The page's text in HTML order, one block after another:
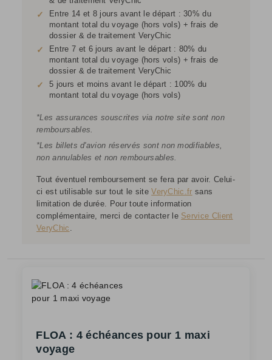
✓
Entre 14 et 8 jours avant le départ : 30% du
montant total du voyage (hors vols) + frais de
dossier & de traitement VeryChic
✓
Entre 7 et 6 jours avant le départ : 80% du
montant total du voyage (hors vols) + frais de
dossier & de traitement VeryChic
✓
5 jours et moins avant le départ : 100% du
montant total du voyage (hors vols)
*Les assurances souscrites via notre site sont non
remboursables.
*Les billets d'avion réservés sont non modifiables,
non annulables et non remboursables.
Tout éventuel remboursement se fera par avoir. Celui-
ci est utilisable sur tout le siteVeryChic.fr sans
limitation de durée. Pour toute information
complémentaire, merci de contacter le Service Client
VeryChic
FLOA : 4 échéances pour 1 maxi
voyage